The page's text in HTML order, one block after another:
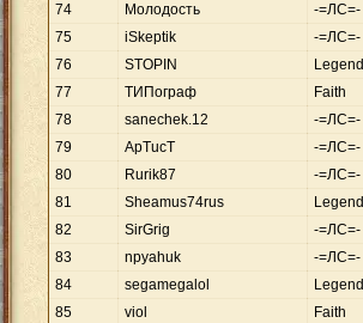
74
Молодость -=ЛС=-
75
iSkeptik -=ЛС=-
76
STOPIN Legend
77
ТИПограф Faith
78
sanechek.12 -=ЛС=-
79
ApTucT -=ЛС=-
80
Rurik87 -=ЛС=-
81
Sheamus74rus Legend
82
SirGrig -=ЛС=-
83
npyahuk -=ЛС=-
84
segamegalol Legend
85
viol Faith